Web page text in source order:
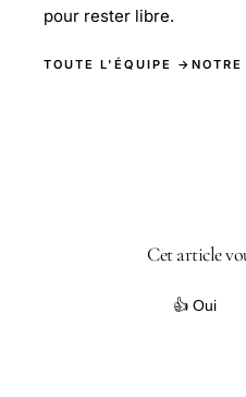
pour rester libre.
TOUTE L'ÉQUIPE →
Cet article
👍 Oui